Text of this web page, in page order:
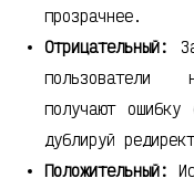
прозрачнее.
Отрицательный:
пользователи
получают ошибку
дублируй
Положительный: